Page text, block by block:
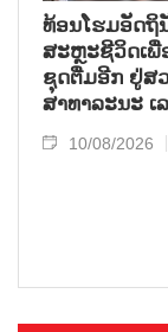
ທ້ອນໂຮມອັດຖິ
ສະຫຼະຊີວິດເພື່
ຊຸດຕື່ມອີກ ຢູ່ສ
ສາທາລະນະ ເ
10/08/2026